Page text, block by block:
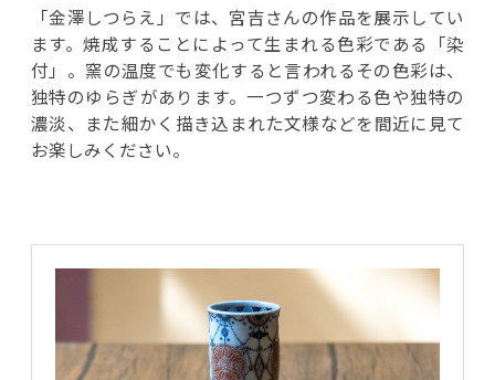
「金澤しつらえ」では、宮吉さんの作品を展示してい
ます。焼成することによって生まれる色彩である「染
付」。窯の温度でも変化すると言われるその色彩は、
独特のゆらぎがあります。一つずつ変わる色や独特の
濃淡、また細かく描き込まれた文様などを間近に見て
お楽しみください。